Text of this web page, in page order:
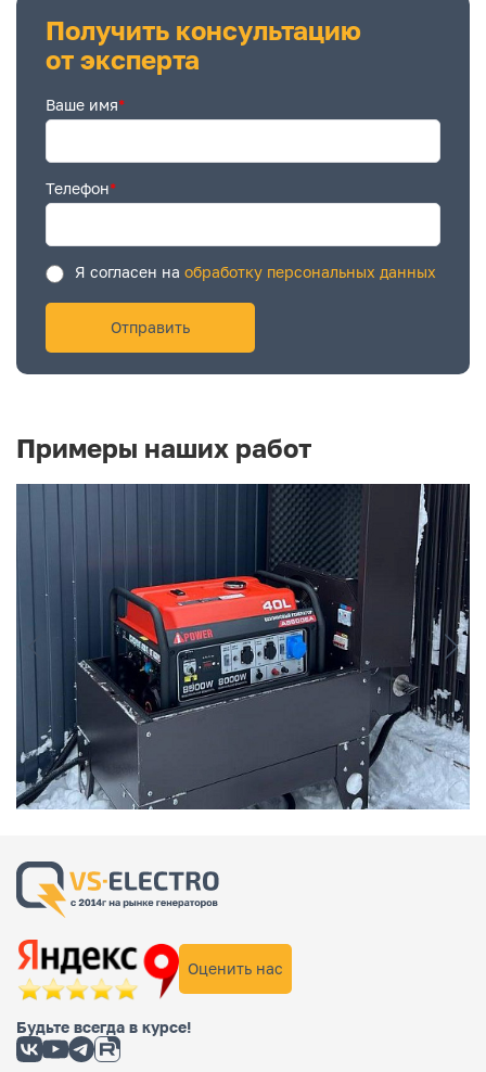
Получить консультацию
от эксперта
Ваше имя*
Телефон*
Я согласен на обработку персональных данных
Примеры наших работ
Оценить нас
Будьте всегда в курсе!